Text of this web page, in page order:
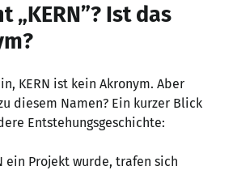
„KERN”? Ist das
KERN ist kein Akronym. Aber
diesem Namen? Ein kurzer Blick
Entstehungsgeschichte:
ein Projekt wurde, trafen sich